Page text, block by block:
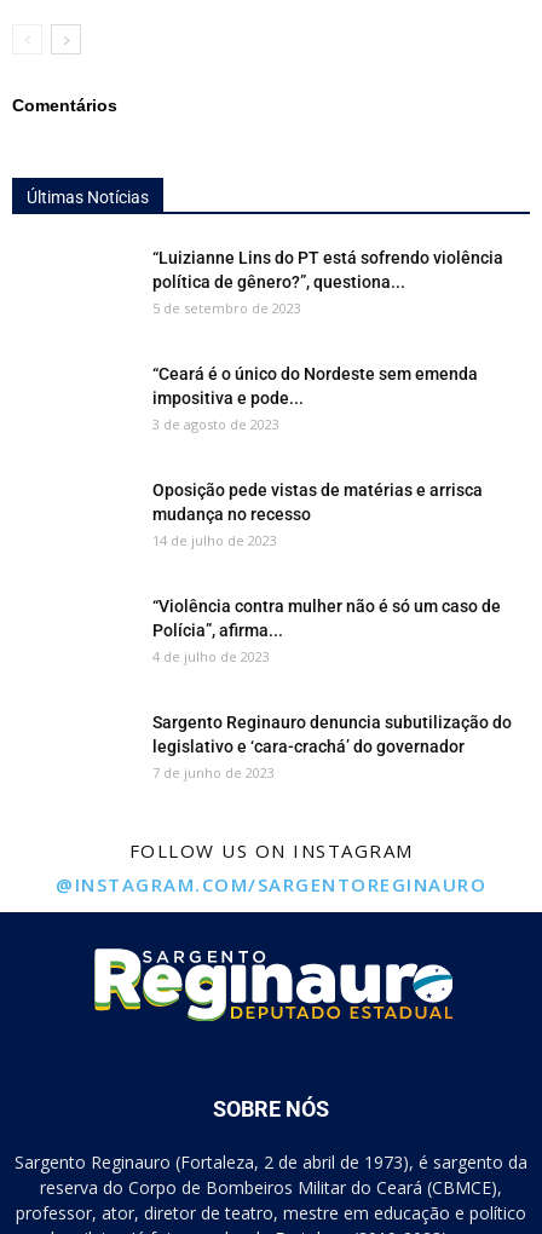
Comentários
Últimas Notícias
“Luizianne Lins do PT está sofrendo violência
política de gênero?”, questiona...
5 de setembro de 2023
“Ceará é o único do Nordeste sem emenda
impositiva e pode...
3 de agosto de 2023
Oposição pede vistas de matérias e arrisca
mudança no recesso
14 de julho de 2023
“Violência contra mulher não é só um caso de
Polícia”, afirma...
4 de julho de 2023
Sargento Reginauro denuncia subutilização do
legislativo e ‘cara-crachá’ do governador
7 de junho de 2023
FOLLOW US ON INSTAGRAM
@INSTAGRAM.COM/SARGENTOREGINAURO
SOBRE NÓS
Sargento Reginauro (Fortaleza, 2 de abril de 1973), é sargento da
reserva do Corpo de Bombeiros Militar do Ceará (CBMCE),
professor, ator, diretor de teatro, mestre em educação e político